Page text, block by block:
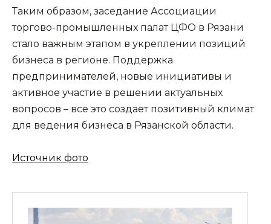
Таким образом, заседание Ассоциации
торгово-промышленных палат ЦФО в Рязани
стало важным этапом в укреплении позиций
бизнеса в регионе. Поддержка
предпринимателей, новые инициативы и
активное участие в решении актуальных
вопросов – все это создает позитивный климат
для ведения бизнеса в Рязанской области.
Источник фото